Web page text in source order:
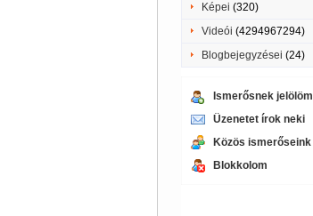
Képei (320)
Videói (4294967294)
Blogbejegyzései (24)
Ismerősnek jelölöm
Üzenetet írok neki
Közös ismerőseink
Blokkolom